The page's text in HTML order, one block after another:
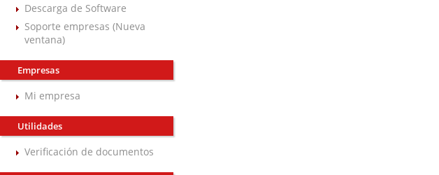
Descarga de Software
Soporte empresas (Nueva
ventana)
Empresas
Mi empresa
Utilidades
Verificación de documentos